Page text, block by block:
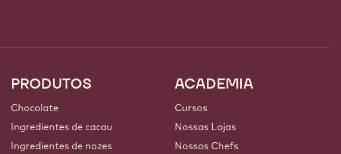
PRODUTOS
Chocolate
Ingredientes de cacau
Ingredientes de nozes
ACADEMIA
Cursos
Nossas Lojas
Nossos Chefs